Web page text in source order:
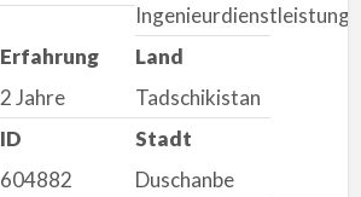
Erfahrung
2 Jahre
Land
Tadschikistan
ID
604882
Stadt
Duschanbe